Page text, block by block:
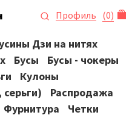
Профиль (0)
Дзи на нитях
Бусы
Бусы - чокеры
Кулоны
Распродажа
Фурнитура Четки